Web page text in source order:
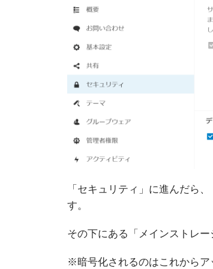
「セキュリティ」に進んだら
す。
その下にある「メインストレ
※暗号化されるのはこれからア